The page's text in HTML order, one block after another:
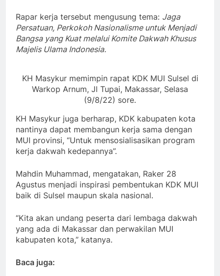
Rapar kerja tersebut mengusung tema: Jaga
Persatuan, Perkokoh Nasionalisme untuk Menjadi
Bangsa yang Kuat melalui Komite Dakwah Khusus
Majelis Ulama Indonesia.
KH Masykur memimpin rapat KDK MUI Sulsel di
Warkop Arnum, Jl Tupai, Makassar, Selasa
(9/8/22) sore.
KH Masykur juga berharap, KDK kabupaten kota
nantinya dapat membangun kerja sama dengan
MUI provinsi, “Untuk mensosialisasikan program
kerja dakwah kedepannya”.
Mahdin Muhammad, mengatakan, Raker 28
Agustus menjadi inspirasi pembentukan KDK MUI
baik di Sulsel maupun skala nasional.
“Kita akan undang peserta dari lembaga dakwah
yang ada di Makassar dan perwakilan MUI
kabupaten kota,” katanya.
Baca juga: